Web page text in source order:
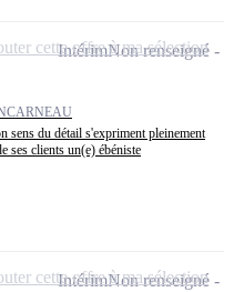
sens du détail s'expriment pleinement
ses clients un(e) ébéniste
IntérimNon renseigné
cette offre à ma sélection
IntérimNon renseigné
cette offre à ma sélection